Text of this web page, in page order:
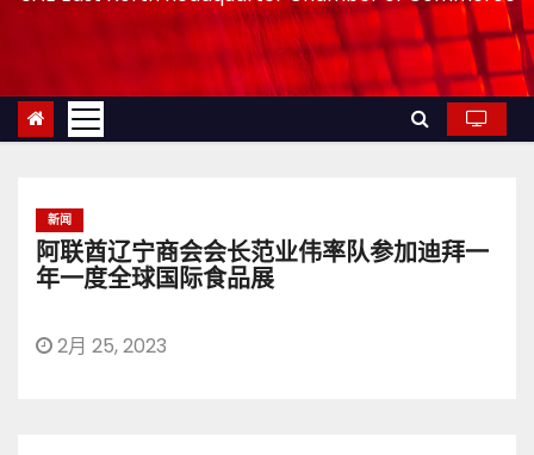
新闻
阿联酋辽宁商会会长范业伟率队参加迪拜一
年一度全球国际食品展
2月 25, 2023